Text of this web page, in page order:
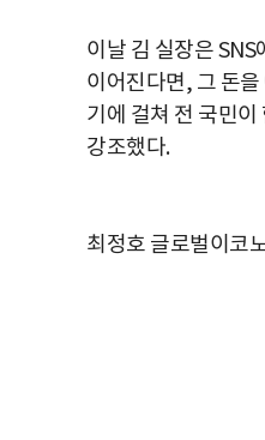
이날 김 실장은SNS
이어진다면, 그 돈을
기에 걸쳐 전 국민이
강조했다.
최정호 글로벌이코